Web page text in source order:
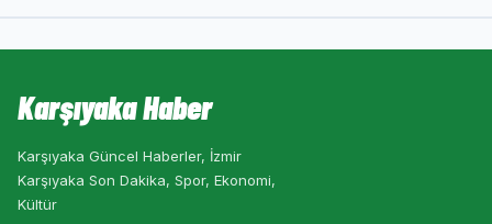
Karşıyaka Haber
Karşıyaka Güncel Haberler, İzmir
Karşıyaka Son Dakika, Spor, Ekonomi,
Kültür